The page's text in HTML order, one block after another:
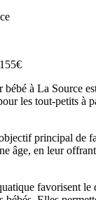
bébé à La Source
les tout-petits à
principal de
âge, en leur
favorisent le